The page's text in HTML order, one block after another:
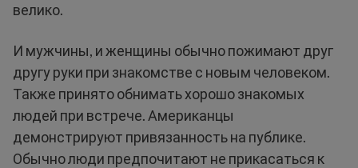
велико.
И мужчины, и женщины обычно пожимают друг
другу руки при знакомстве с новым человеком.
Также принято обнимать хорошо знакомых
людей при встрече. Американцы
демонстрируют привязанность на публике.
Обычно люди предпочитают не прикасаться к